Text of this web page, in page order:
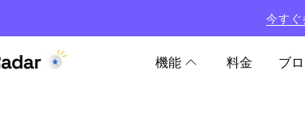
今すぐ
機能 料金 ブ